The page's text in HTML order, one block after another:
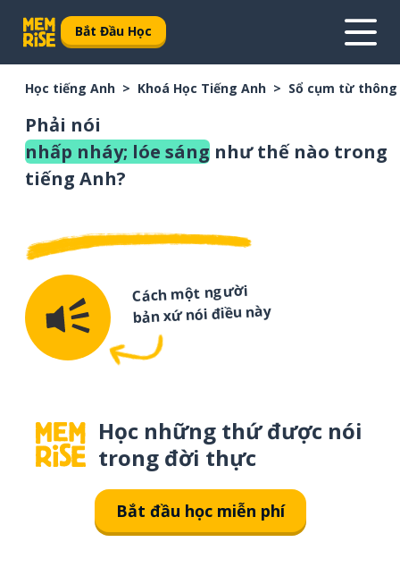
Bắt Đầu Học
Học tiếng Anh Khoá Học Tiếng Anh Sổ cụm từ
Phải nói
nhấp nháy; lóe sáng như thế nào trong
tiếng Anh?
Cách một người
bản xứ nói điều này
Học những thứ được nói
trong đời thực
Bắt đầu học miễn phí